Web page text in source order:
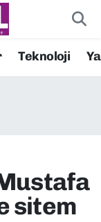
Teknoloji
sitem